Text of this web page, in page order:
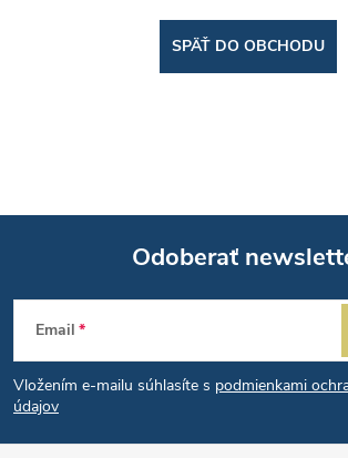
SPÄŤ DO OBCHODU
Z
á
p
Odoberať
Email
Vložením e-mailu súhlasíte s podmienkami
údajov